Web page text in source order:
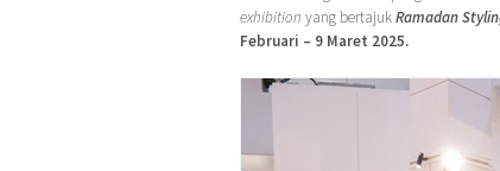
exhibition yang bertajukRamadan
Februari – 9 Maret 2025.